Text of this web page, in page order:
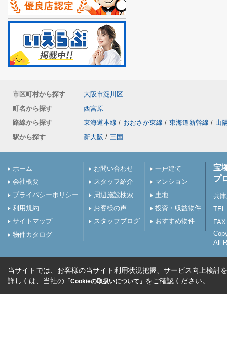
市区町村から探す
大阪市淀川区
町名から探す
西宮原
路線から探す
東海道本線 / おおさか東線 / 東海道新幹線 / 山
駅から探す
新大阪 / 三国
ホーム
会社概要
プライバシーポリシー
利用規約
サイトマップ
物件カタログ
お問い合わせ
スタッフ紹介
周辺施設検索
お客様の声
スタッフブログ
一戸建て
マンション
土地
投資・収益物件
おすすめ物件
宝
プ
兵
All
当サイトでは、お客様の当サイト利用状況把握、サービス向上検討
詳しくは、当社の 「Cookieの取扱いについて」 をご確認ください。